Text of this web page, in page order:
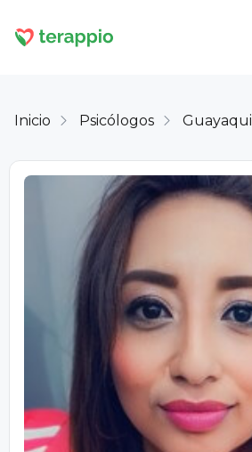
Iniciar sesión como psicólogo
Para los psicólogos
Sobre terappio
Preguntas y respuestas
office@terappio.com
Inicio Psicólogos Guayaquil